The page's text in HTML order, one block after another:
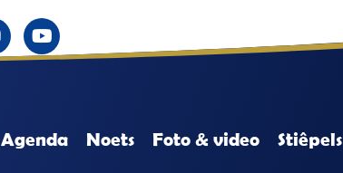
Agenda Noets Foto & video Stiêpels